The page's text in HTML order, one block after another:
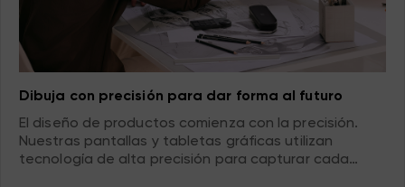
Dibuja con precisión para dar forma al futuro
El diseño de productos comienza con la precisión.
Nuestras pantallas y tabletas gráficas utilizan
tecnología de alta precisión para capturar cada